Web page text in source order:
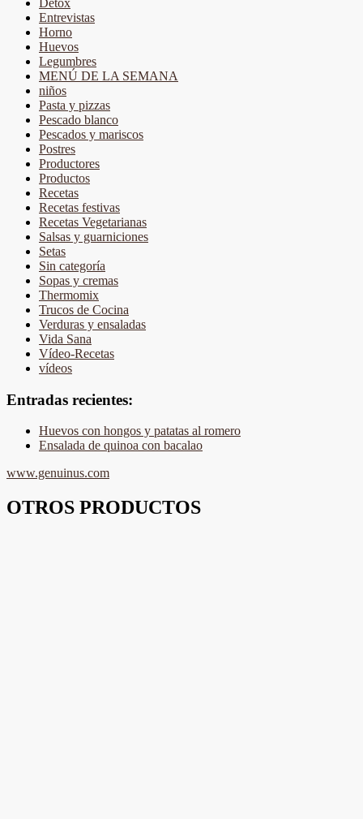
Entrevistas
Horno
Huevos
Legumbres
MENÚ DE LA SEMANA
niños
Pasta y pizzas
Pescado blanco
Pescados y mariscos
Postres
Productores
Productos
Recetas
Recetas festivas
Recetas Vegetarianas
Salsas y guarniciones
Setas
Sin categoría
Sopas y cremas
Thermomix
Trucos de Cocina
Verduras y ensaladas
Vida Sana
Vídeo-Recetas
vídeos
Entradas recientes:
Huevos con hongos y patatas al romero
Ensalada de quinoa con bacalao
www.genuinus.com
OTROS PRODUCTOS